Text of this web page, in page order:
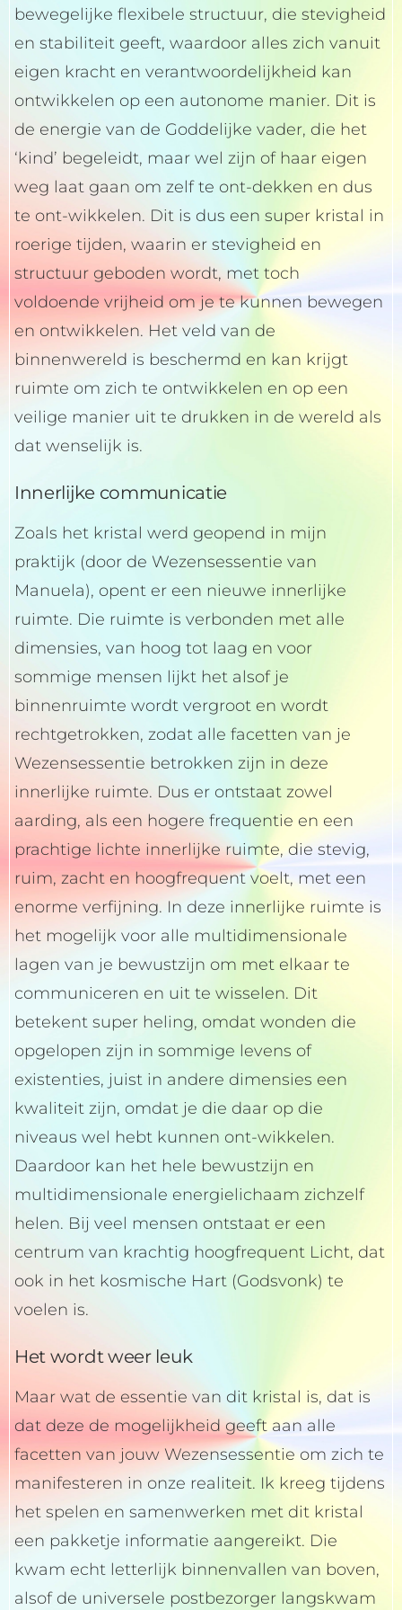
bewegelijke flexibele structuur, die stevigheid
en stabiliteit geeft, waardoor alles zich vanuit
eigen kracht en verantwoordelijkheid kan
ontwikkelen op een autonome manier. Dit is
de energie van de Goddelijke vader, die het
‘kind’ begeleidt, maar wel zijn of haar eigen
weg laat gaan om zelf te ont-dekken en dus
te ont-wikkelen. Dit is dus een super kristal in
roerige tijden, waarin er stevigheid en
structuur geboden wordt, met toch
voldoende vrijheid om je te kunnen bewegen
en ontwikkelen. Het veld van de
binnenwereld is beschermd en kan krijgt
ruimte om zich te ontwikkelen en op een
veilige manier uit te drukken in de wereld als
dat wenselijk is.
Innerlijke communicatie
Zoals het kristal werd geopend in mijn
praktijk (door de Wezensessentie van
Manuela), opent er een nieuwe innerlijke
ruimte. Die ruimte is verbonden met alle
dimensies, van hoog tot laag en voor
sommige mensen lijkt het alsof je
binnenruimte wordt vergroot en wordt
rechtgetrokken, zodat alle facetten van je
Wezensessentie betrokken zijn in deze
innerlijke ruimte. Dus er ontstaat zowel
aarding, als een hogere frequentie en een
prachtige lichte innerlijke ruimte, die stevig,
ruim, zacht en hoogfrequent voelt, met een
enorme verfijning. In deze innerlijke ruimte is
het mogelijk voor alle multidimensionale
lagen van je bewustzijn om met elkaar te
communiceren en uit te wisselen. Dit
betekent super heling, omdat wonden die
opgelopen zijn in sommige levens of
existenties, juist in andere dimensies een
kwaliteit zijn, omdat je die daar op die
niveaus wel hebt kunnen ont-wikkelen.
Daardoor kan het hele bewustzijn en
multidimensionale energielichaam zichzelf
helen. Bij veel mensen ontstaat er een
centrum van krachtig hoogfrequent Licht, dat
ook in het kosmische Hart (Godsvonk) te
voelen is.
Het wordt weer leuk
Maar wat de essentie van dit kristal is, dat is
dat deze de mogelijkheid geeft aan alle
facetten van jouw Wezensessentie om zich te
manifesteren in onze realiteit. Ik kreeg tijdens
het spelen en samenwerken met dit kristal
een pakketje informatie aangereikt. Die
kwam echt letterlijk binnenvallen van boven,
alsof de universele postbezorger langskwam